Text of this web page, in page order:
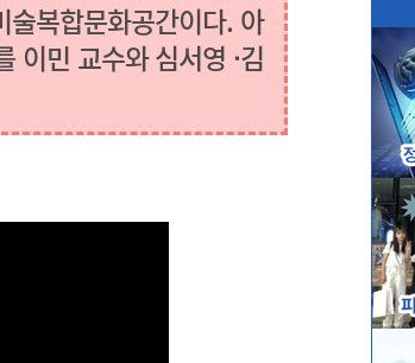
복합문화공간이다. 아
이민 교수와 심서영 ·김